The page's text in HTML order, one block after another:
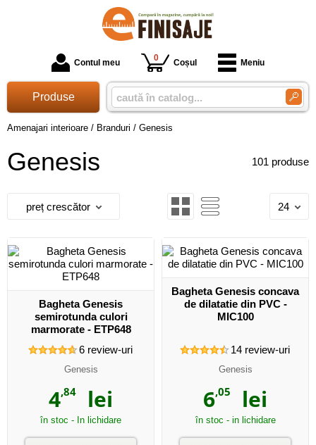
Contul meu 0 Coșul Meniu
Produse
Amenajari interioare / Branduri / Genesis
Genesis 101 produse
preț crescător 24
Bagheta Genesis
semirotunda culori
marmorate - ETP648
6review-uri
Genesis
4,84 lei
în stoc - In lichidare
Bagheta Genesis concava
de dilatatie din PVC -
MIC100
14review-uri
Genesis
6,05 lei
în stoc - in lichidare